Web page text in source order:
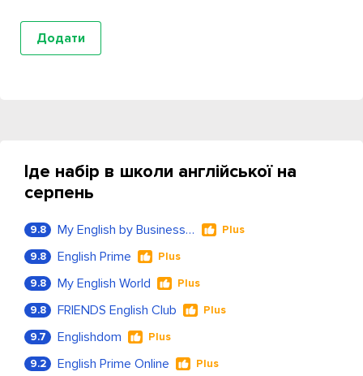
Іде набір в школи англійської на
серпень
9.8 My English by Business Language Plus
9.8 English Prime Plus
9.8 My English World Plus
9.8 FRIENDS English Club Plus
9.7 Englishdom Plus
9.2 English Prime Online Plus